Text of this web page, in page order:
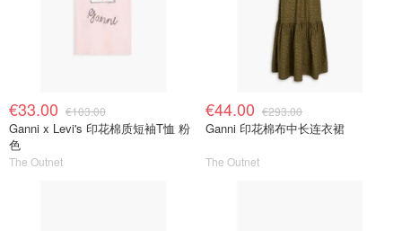
€33.00 €103.00
Ganni x Levi's 印花棉质短袖T恤 粉
色
The Outnet
€44.00 €293.00
Ganni 印花棉布中长连衣裙
The Outnet